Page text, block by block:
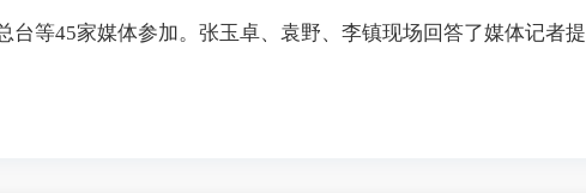
等45家媒体参加。张玉卓、袁野、李镇现场回答了媒体记者提